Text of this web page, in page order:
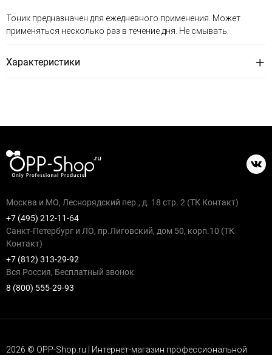
Тоник предназначен для ежедневного применения. Может
применяться несколько раз в течение дня. Не смывать.
Характеристики
Москва и МО, Леснорядский пер., д. 18 стр. 2 (ТК Контакт)
+7 (495) 212-11-64
Санкт-Петербург и ЛО, пр.Лиговский, дом 50, корп.10 (ТК
Контакт)
+7 (812) 313-29-92
Вся Россия, Бесплатный звонок
8 (800) 555-29-93
2026 © OPP-Shop.ru | Интернет-магазин профессиональной